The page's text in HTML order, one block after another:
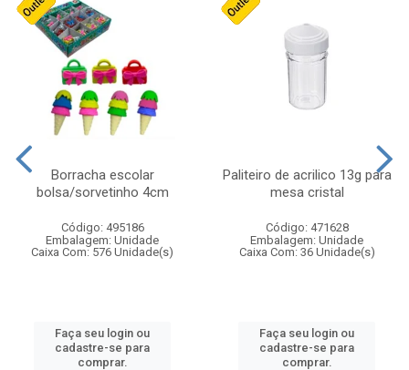
Borracha escolar
bolsa/sorvetinho 4cm
Código: 495186
Embalagem: Unidade
Caixa Com: 576 Unidade(s)
Faça seu login ou
cadastre-se para
comprar.
Paliteiro de acrilico 13g para
mesa cristal
Código: 471628
Embalagem: Unidade
Caixa Com: 36 Unidade(s)
Faça seu login ou
cadastre-se para
comprar.